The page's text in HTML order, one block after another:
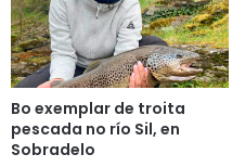
Bo exemplar de troita
pescada no río Sil, en
Sobradelo